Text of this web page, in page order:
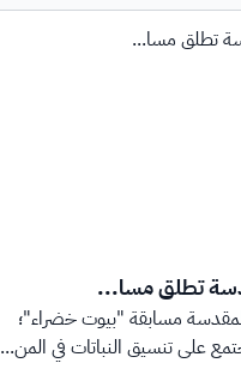
تطلق مسا...
مسابقة "بيوت خضراء"؛
على تنسيق النباتات في المن...